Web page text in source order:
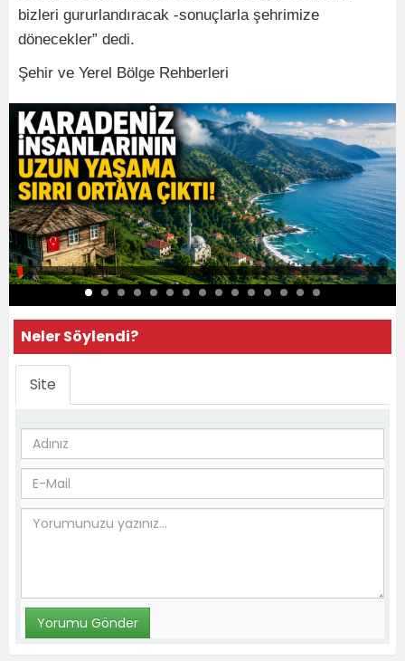
bizleri gururlandıracak -sonuçlarla şehrimize
dönecekler” dedi.
Şehir ve Yerel Bölge Rehberleri
Neler Söylendi?
Site